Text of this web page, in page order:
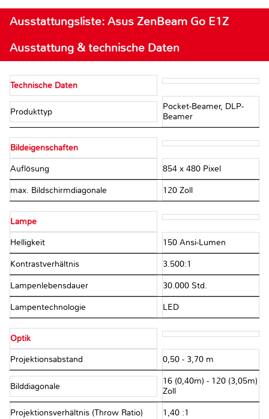
Ausstattungsliste: Asus ZenBeam Go E1Z
Ausstattung & technische Daten
Technische Daten
Produkttyp
Pocket-Beamer, DLP-
Beamer
Bildeigenschaften
Auflösung 854 x 480 Pixel
max. Bildschirmdiagonale 120 Zoll
Lampe
Helligkeit 150 Ansi-Lumen
Kontrastverhältnis 3.500:1
Lampenlebensdauer 30.000 Std.
Lampentechnologie LED
Optik
Projektionsabstand 0,50 - 3,70 m
Bilddiagonale
16 (0,40m) - 120 (3,05m)
Zoll
Projektionsverhältnis (Throw Ratio) 1,40 :1